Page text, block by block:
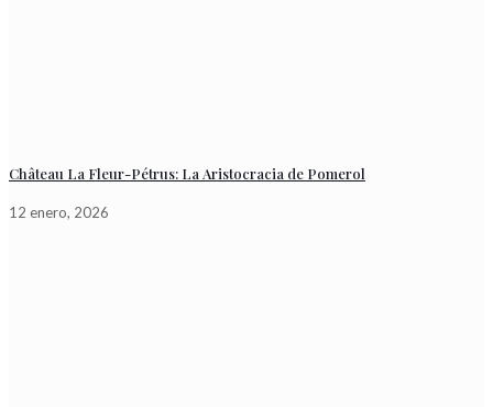
Château La Fleur-Pétrus: La Aristocracia de Pomerol
12 enero, 2026